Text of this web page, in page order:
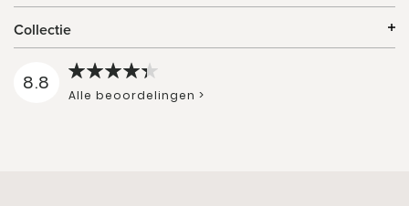
Collectie
8.8
Alle beoordelingen >